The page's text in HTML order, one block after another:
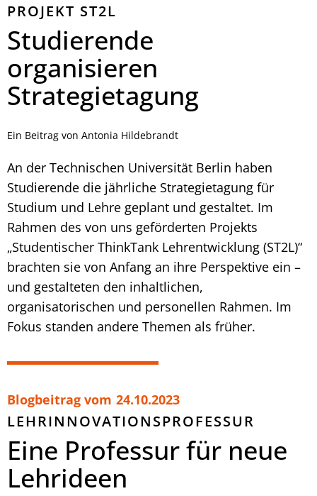
PROJEKT ST2L
Studierende
organisieren
Strategietagung
Ein Beitrag von Antonia Hildebrandt
An der Technischen Universität Berlin haben
Studierende die jährliche Strategietagung für
Studium und Lehre geplant und gestaltet. Im
Rahmen des von uns geförderten Projekts
„Studentischer ThinkTank Lehrentwicklung (ST2L)“
brachten sie von Anfang an ihre Perspektive ein –
und gestalteten den inhaltlichen,
organisatorischen und personellen Rahmen. Im
Fokus standen andere Themen als früher.
Blogbeitrag vom 24.10.2023
LEHRINNOVATIONSPROFESSUR
Eine Professur für neue
Lehrideen